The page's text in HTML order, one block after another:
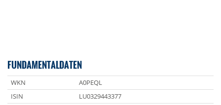
FUNDAMENTALDATEN
WKN
A0PEQL
ISIN
LU0329443377